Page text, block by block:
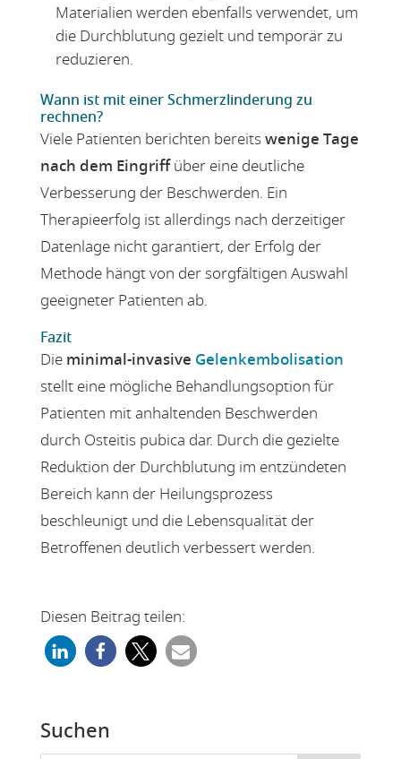
Materialien werden ebenfalls verwendet, um
die Durchblutung gezielt und temporär zu
reduzieren.
Wann ist mit einer Schmerzlinderung zu
rechnen?
Viele Patienten berichten bereits wenige Tage
nach dem Eingriffüber eine deutliche
Verbesserung der Beschwerden. Ein
Therapieerfolg ist allerdings nach derzeitiger
Datenlage nicht garantiert, der Erfolg der
Methode hängt von der sorgfältigen Auswahl
geeigneter Patienten ab.
Fazit
Die minimal-invasive Gelenkembolisation
stellt eine mögliche Behandlungsoption für
Patienten mit anhaltenden Beschwerden
durch Osteitis pubica dar. Durch die gezielte
Reduktion der Durchblutung im entzündeten
Bereich kann der Heilungsprozess
beschleunigt und die Lebensqualität der
Betroffenen deutlich verbessert werden.
Diesen Beitrag teilen:
Suchen